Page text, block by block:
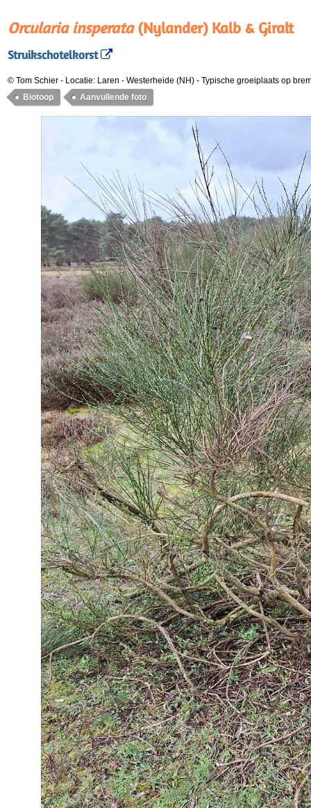
Orcularia insperata(Nylander) Kalb & Giralt
Struikschotelkorst
© Tom Schier - Locatie: Laren - Westerheide (NH) - Typische groeiplaats op
Biotoop
Aanvullende foto